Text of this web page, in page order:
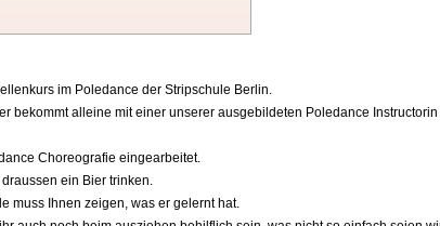
im Poledance der Stripschule Berlin.
bekommt alleine mit einer unserer ausgebildeten Poledance
Choreografie eingearbeitet.
ein Bier trinken.
muss Ihnen zeigen, was er gelernt hat.